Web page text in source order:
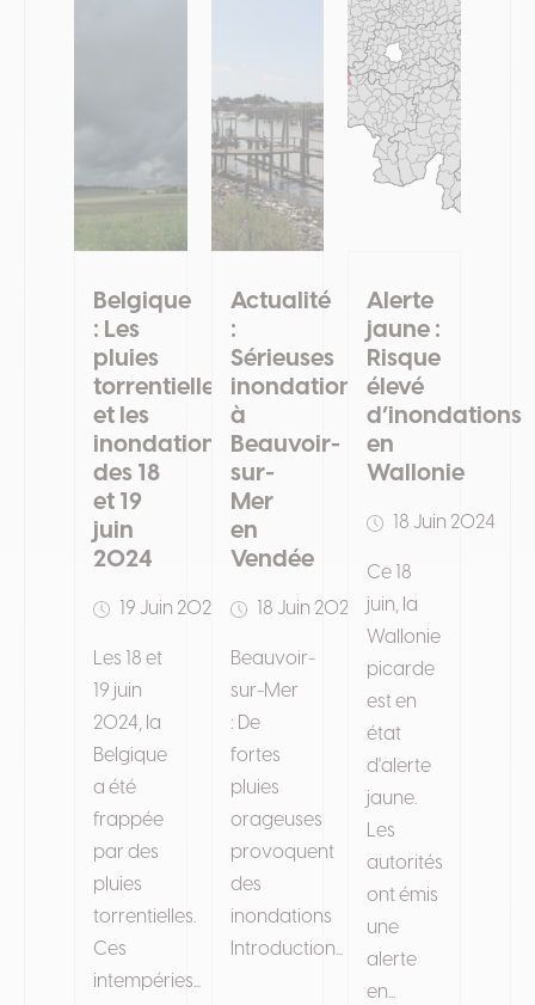
Belgique
: Les
pluies
torrentielles
et les
inondations
des 18
et 19
juin
2024
19 Juin 2024
Les 18 et
19 juin
2024, la
Belgique
a été
frappée
par des
pluies
torrentielles.
Ces
intempéries...
Actualité
:
Sérieuses
inondations
à
Beauvoir-
sur-
Mer
en
Vendée
18 Juin 2024
Beauvoir-
sur-Mer
: De
fortes
pluies
orageuses
provoquent
des
inondations
Introduction...
Alerte
jaune :
Risque
élevé
d’inondations
en
Wallonie
18 Juin 2024
Ce 18
juin, la
Wallonie
picarde
est en
état
d'alerte
jaune.
Les
autorités
ont émis
une
alerte
en...